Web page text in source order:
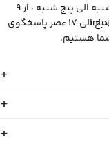
شنبه الی پنج شنبه ، از ۹
صبح الی ۱۷ عصر پاسخگوی
هستیم.